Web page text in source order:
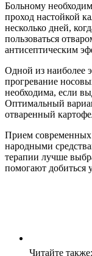
Больному
проход настойкой
несколько дней,
пользоваться
антисептическим
Одной из наиболее
прогревание
необходима, если
Оптимальный
отваренный
Прием
народными
терапии лучше
помогают добиться
Читайте также: